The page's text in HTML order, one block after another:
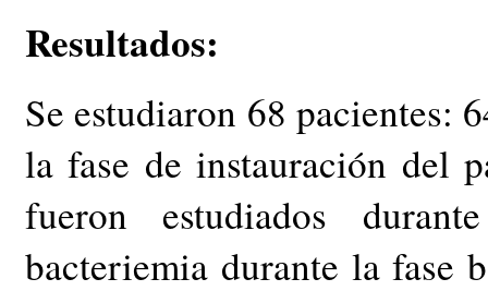
Resultados:
Se estudiaron 68 pacientes:
la fase de instauración del
fueron estudiados
bacteriemia durante la fase